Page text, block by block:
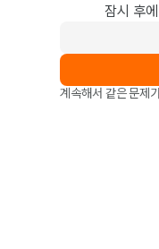
잠시 후
계속해서 같은 문제